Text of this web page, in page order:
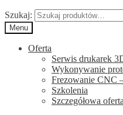
Szukaj:
Menu
Oferta
Serwis drukarek
Wykonywanie
Frezowanie CNC
Szkolenia
Szczegółowa